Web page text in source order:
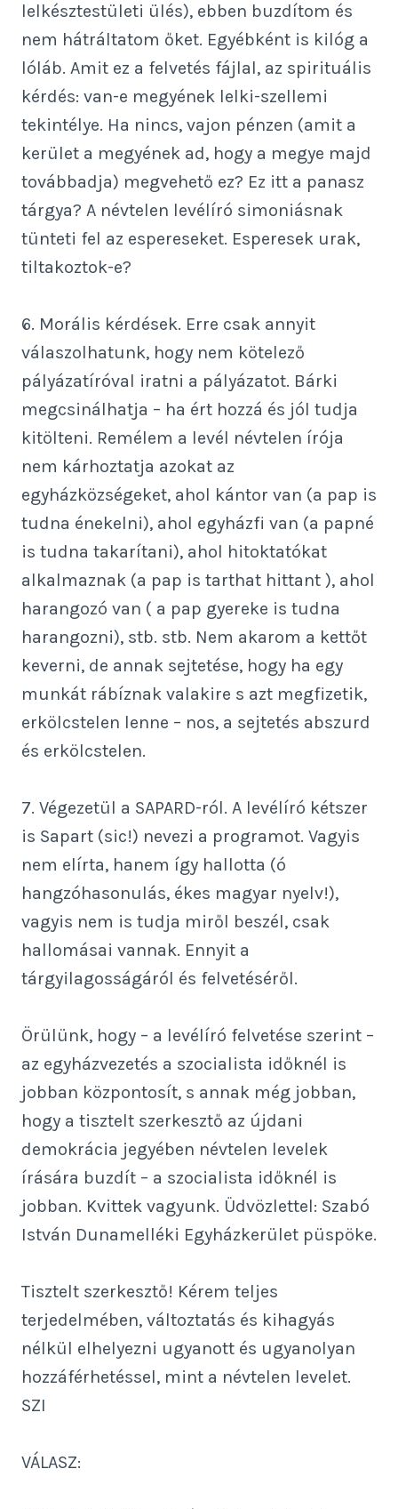
lelkésztestületi ülés), ebben buzdítom és
nem hátráltatom őket. Egyébként is kilóg a
lóláb. Amit ez a felvetés fájlal, az spirituális
kérdés: van-e megyének lelki-szellemi
tekintélye. Ha nincs, vajon pénzen (amit a
kerület a megyének ad, hogy a megye majd
továbbadja) megvehető ez? Ez itt a panasz
tárgya? A névtelen levélíró simoniásnak
tünteti fel az espereseket. Esperesek urak,
tiltakoztok-e?
6. Morális kérdések. Erre csak annyit
válaszolhatunk, hogy nem kötelező
pályázatíróval iratni a pályázatot. Bárki
megcsinálhatja – ha ért hozzá és jól tudja
kitölteni. Remélem a levél névtelen írója
nem kárhoztatja azokat az
egyházközségeket, ahol kántor van (a pap is
tudna énekelni), ahol egyházfi van (a papné
is tudna takarítani), ahol hitoktatókat
alkalmaznak (a pap is tarthat hittant ), ahol
harangozó van ( a pap gyereke is tudna
harangozni), stb. stb. Nem akarom a kettőt
keverni, de annak sejtetése, hogy ha egy
munkát rábíznak valakire s azt megfizetik,
erkölcstelen lenne – nos, a sejtetés abszurd
és erkölcstelen.
7. Végezetül a SAPARD-ról. A levélíró kétszer
is Sapart (sic!) nevezi a programot. Vagyis
nem elírta, hanem így hallotta (ó
hangzóhasonulás, ékes magyar nyelv!),
vagyis nem is tudja miről beszél, csak
hallomásai vannak. Ennyit a
tárgyilagosságáról és felvetéséről.
Örülünk, hogy – a levélíró felvetése szerint –
az egyházvezetés a szocialista időknél is
jobban központosít, s annak még jobban,
hogy a tisztelt szerkesztő az újdani
demokrácia jegyében névtelen levelek
írására buzdít – a szocialista időknél is
jobban. Kvittek vagyunk. Üdvözlettel: Szabó
István Dunamelléki Egyházkerület püspöke.
Tisztelt szerkesztő! Kérem teljes
terjedelmében, változtatás és kihagyás
nélkül elhelyezni ugyanott és ugyanolyan
hozzáférhetéssel, mint a névtelen levelet.
SZI
VÁLASZ: